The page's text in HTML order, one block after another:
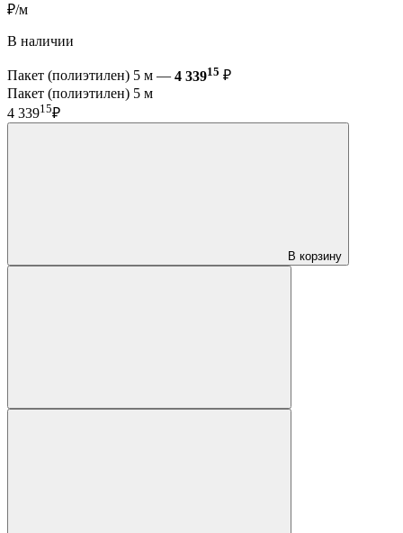
₽/м
В наличии
Пакет (полиэтилен) 5 м — 4 33915 ₽
Пакет (полиэтилен) 5 м
4 33915₽
В корзину